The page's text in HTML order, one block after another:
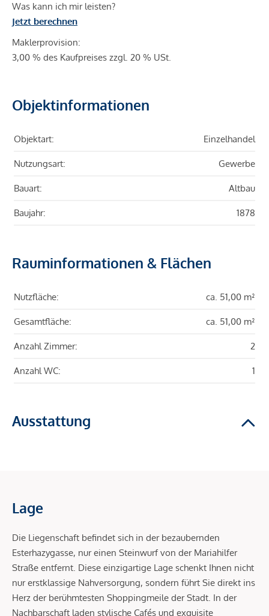
Was kann ich mir leisten?
Jetzt berechnen
Maklerprovision:
3,00 % des Kaufpreises zzgl. 20 % USt.
Objektinformationen
Objektart: Einzelhandel
Nutzungsart: Gewerbe
Bauart: Altbau
Baujahr: 1878
Rauminformationen & Flächen
Nutzfläche: ca. 51,00 m²
Gesamtfläche: ca. 51,00 m²
Anzahl Zimmer: 2
Anzahl WC: 1
Ausstattung
Lage
Die Liegenschaft befindet sich in der bezaubernden
Esterhazygasse, nur einen Steinwurf von der Mariahilfer
Straße entfernt. Diese einzigartige Lage schenkt Ihnen nicht
nur erstklassige Nahversorgung, sondern führt Sie direkt ins
Herz der berühmtesten Shoppingmeile der Stadt. In der
Nachbarschaft laden stylische Cafés und exquisite